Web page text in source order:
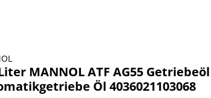
MANNOL ATF AG55 Getriebeöl
Öl 4036021103068